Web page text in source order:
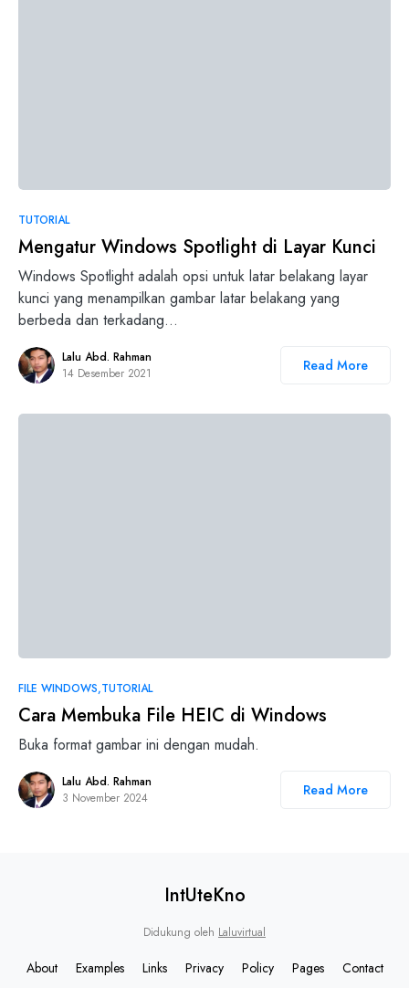
TUTORIAL
Mengatur Windows Spotlight di Layar Kunci
Windows Spotlight adalah opsi untuk latar belakang layar
kunci yang menampilkan gambar latar belakang yang
berbeda dan terkadang…
Lalu Abd. Rahman
14 Desember 2021
Read More
FILE WINDOWS TUTORIAL
Cara Membuka File HEIC di Windows
Buka format gambar ini dengan mudah.
Lalu Abd. Rahman
3 November 2024
Read More
IntUteKno
Didukung oleh Laluvirtual
About Examples Links Privacy Policy Pages Contact